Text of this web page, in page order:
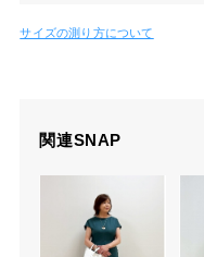
サイズの測り方について
関連SNAP